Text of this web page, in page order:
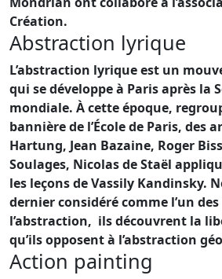
Création.
Abstraction lyrique
L’abstraction lyrique est un
qui se développe à Paris après la
mondiale. À cette époque,
bannière de l’École de Paris, des
Hartung, Jean Bazaine, Roger
Soulages, Nicolas de Staël
les leçons de Vassily Kandinsky.
dernier considéré comme l’un des
l’abstraction, ils découvrent la
qu’ils opposent à l’abstraction
Action painting